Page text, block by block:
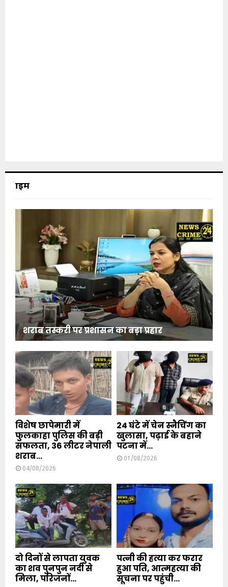
क्राइम
शराब तस्करी पर प्रशासन का बड़ा प्रहार
विशेष छापेमारी में
फुलकाहा पुलिस की बड़ी
सफलता, 36 लीटर नेपाली
शराब...
04/08/2026
24 घंटे में चेन स्नैचिंग का
खुलासा, पढ़ाई के बहाने
पटना में...
01/08/2026
दो दिनों से लापता युवक
का शव पुनपुन नदी से
मिला, परिजनों...
पत्नी की हत्या कर फरार
हुआ पति, आत्महत्या की
सूचना पर पहुंची...